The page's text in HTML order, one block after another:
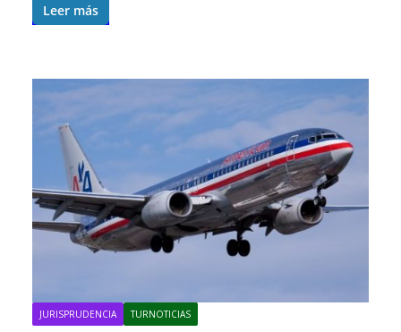
Leer más
JURISPRUDENCIA TURNOTICIAS